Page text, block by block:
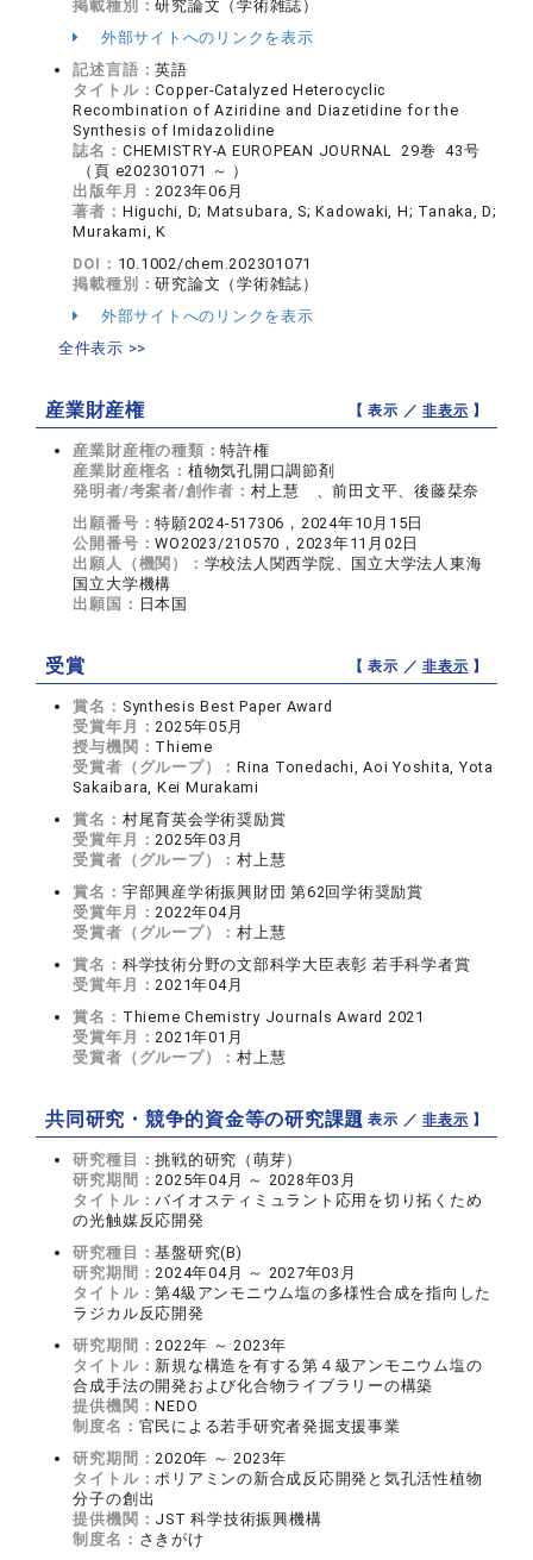
掲載種別：研究論文（学術雑誌）
外部サイトへのリンクを表示
記述言語：英語
タイトル：Copper-Catalyzed Heterocyclic
Recombination of Aziridine and Diazetidine for the
Synthesis of Imidazolidine
誌名： CHEMISTRY-A EUROPEAN JOURNAL 29巻 43号
（頁 e202301071 ～ ）
出版年月： 2023年06月
著者： Higuchi, D; Matsubara, S; Kadowaki, H; Tanaka, D;
Murakami, K
DOI： 10.1002/chem.202301071
掲載種別：研究論文（学術雑誌）
外部サイトへのリンクを表示
全件表示 >>
産業財産権 【 表示 ／非表示 】
産業財産権の種類：特許権
産業財産権名： 植物気孔開口調節剤
発明者/考案者/創作者： 村上慧 、前田文平、後藤栞奈
出願番号：特願2024-517306，2024年10月15日
公開番号：WO2023/210570，2023年11月02日
出願人（機関）： 学校法人関西学院、国立大学法人東海
国立大学機構
出願国： 日本国
受賞 【 表示 ／非表示 】
賞名： Synthesis Best Paper Award
受賞年月： 2025年05月
授与機関： Thieme
受賞者（グループ）：Rina Tonedachi, Aoi Yoshita, Yota
Sakaibara, Kei Murakami
賞名： 村尾育英会学術奨励賞
受賞年月： 2025年03月
受賞者（グループ）：村上慧
賞名： 宇部興産学術振興財団 第62回学術奨励賞
受賞年月： 2022年04月
受賞者（グループ）：村上慧
賞名： 科学技術分野の文部科学大臣表彰 若手科学者賞
受賞年月： 2021年04月
賞名： Thieme Chemistry Journals Award 2021
受賞年月： 2021年01月
受賞者（グループ）：村上慧
共同研究・競争的資金等の研究課題【 表示 ／非表示 】
研究種目：挑戦的研究（萌芽）
研究期間： 2025年04月 ～ 2028年03月
タイトル：バイオスティミュラント応用を切り拓くため
の光触媒反応開発
研究種目：基盤研究(B)
研究期間： 2024年04月 ～ 2027年03月
タイトル：第4級アンモニウム塩の多様性合成を指向した
ラジカル反応開発
研究期間： 2022年 ～ 2023年
タイトル： 新規な構造を有する第４級アンモニウム塩の
合成手法の開発および化合物ライブラリーの構築
提供機関：NEDO
制度名： 官民による若手研究者発掘支援事業
研究期間： 2020年 ～ 2023年
タイトル： ポリアミンの新合成反応開発と気孔活性植物
分子の創出
提供機関： JST 科学技術振興機構
制度名： さきがけ